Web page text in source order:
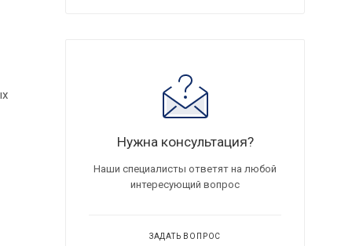
Нужна консультация?
Наши специалисты ответят на любой
интересующий вопрос
ЗАДАТЬ ВОПРОС